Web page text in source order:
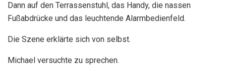
Dann auf den Terrassenstuhl, das Handy, die nassen
Fußabdrücke und das leuchtende Alarmbedienfeld.
Die Szene erklärte sich von selbst.
Michael versuchte zu sprechen.